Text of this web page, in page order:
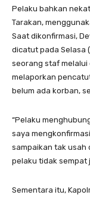
Pelaku bahkan
Tarakan,
Saat dikonfirmasi,
dicatut pada Selasa
seorang staf melalui
melaporkan
belum ada korban,
“Pelaku
saya
sampaikan tak usah
pelaku tidak sempat
Sementara itu,